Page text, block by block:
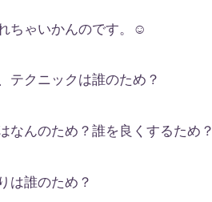
ちゃいかんのです。☺️
テクニックは誰のため？
なんのため？誰を良くするため？
は誰のため？